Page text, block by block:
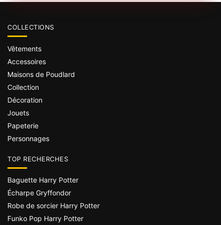
COLLECTIONS
Vêtements
Accessoires
Maisons de Poudlard
Collection
Décoration
Jouets
Papeterie
Personnages
TOP RECHERCHES
Baguette Harry Potter
Écharpe Gryffondor
Robe de sorcier Harry Potter
Funko Pop Harry Potter